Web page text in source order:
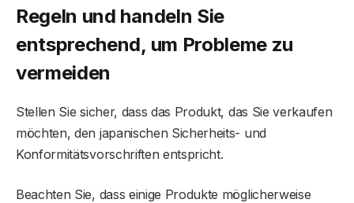
Regeln und handeln Sie
entsprechend, um Probleme zu
vermeiden
Stellen Sie sicher, dass das Produkt, das Sie verkaufen
möchten, den japanischen Sicherheits- und
Konformitätsvorschriften entspricht.
Beachten Sie, dass einige Produkte möglicherweise